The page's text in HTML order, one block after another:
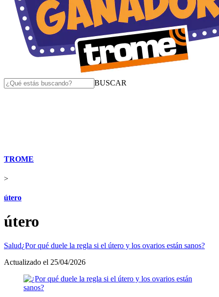
BUSCAR
TROME
>
útero
útero
Salud¿Por qué duele la regla si el útero y los ovarios están sanos?
Actualizado el 25/04/2026